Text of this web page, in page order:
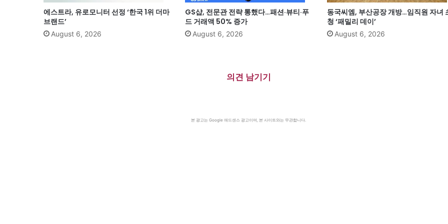
에스트라, 유로모니터 선정 ‘한국 1위 더마
브랜드’
August 6, 2026
GS샵, 전문관 전략 통했다…패션·뷰티·푸
드 거래액 50% 증가
August 6, 2026
동국씨엠, 부산공장 개방…임직원 자녀
청 ‘패밀리 데이’
August 6, 2026
의견 남기기
본 광고는 Google 애드센스 광고이며, 본 사이트와는 무관합니다.